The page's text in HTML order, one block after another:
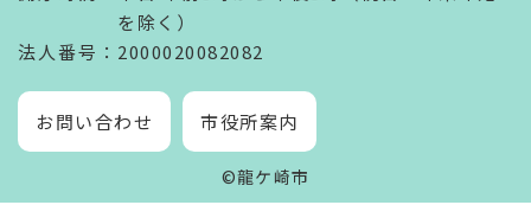
を除く）
法人番号 ：2000020082082
お問い合わせ 市役所案内
©龍ケ崎市